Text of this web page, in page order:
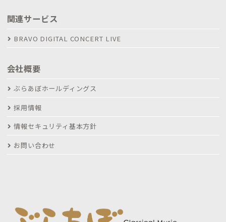
関連サービス
BRAVO DIGITAL CONCERT LIVE
会社概要
ぶらあぼホールディングス
採用情報
情報セキュリティ基本方針
お問い合わせ